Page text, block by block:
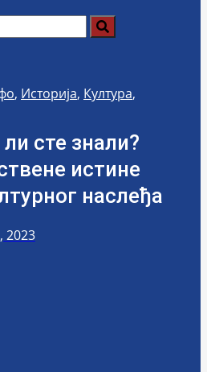
, Историја, Култура,
сте знали?
истине
наслеђа
2023